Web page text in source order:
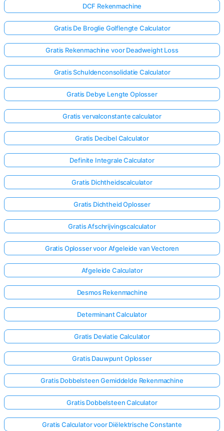
Log
DCF Rekenmachine
Gratis De Broglie Golflengte Calculator
Gratis Rekenmachine voor Deadweight Loss
Gratis Schuldenconsolidatie Calculator
Gratis Debye Lengte Oplosser
Gratis vervalconstante calculator
Gratis Decibel Calculator
Definite Integrale Calculator
Gratis Dichtheidscalculator
Gratis Dichtheid Oplosser
Gratis Afschrijvingscalculator
Gratis Oplosser voor Afgeleide van Vectoren
Afgeleide Calculator
Desmos Rekenmachine
Determinant Calculator
Gratis Deviatie Calculator
Gratis Dauwpunt Oplosser
Gratis Dobbelsteen Gemiddelde Rekenmachine
Gratis Dobbelsteen Calculator
Gratis Calculator voor Diëlektrische Constante